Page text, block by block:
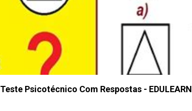
Teste Psicotécnico Com Respostas - EDULEARN